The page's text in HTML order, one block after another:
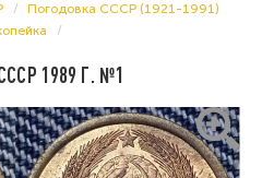
Погодовка СССР (1921-1991)
1989 Г. №1